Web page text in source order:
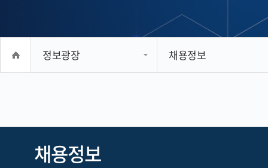
정보광장 채용정보
채용정보